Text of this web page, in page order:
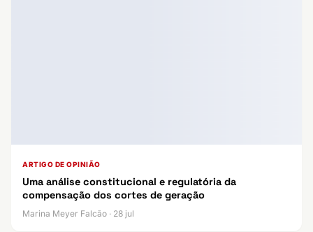
ARTIGO DE OPINIÃO
Uma análise constitucional e regulatória da
compensação dos cortes de geração
Marina Meyer Falcão · 28 jul